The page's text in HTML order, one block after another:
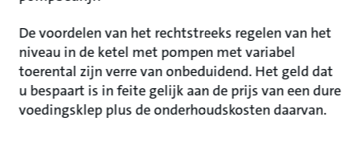
De voordelen van het rechtstreeks regelen van het
niveau in de ketel met pompen met variabel
toerental zijn verre van onbeduidend. Het geld dat
u bespaart is in feite gelijk aan de prijs van een dure
voedingsklep plus de onderhoudskosten daarvan.